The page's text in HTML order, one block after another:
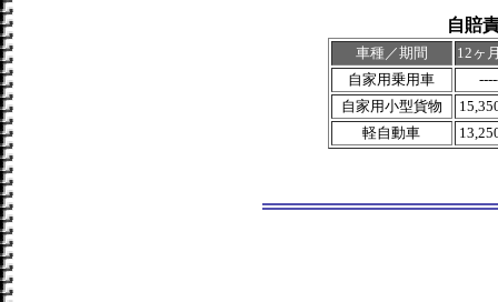
自賠
車種／期間
12ヶ
自家用乗用車
自家用小型貨物
軽自動車